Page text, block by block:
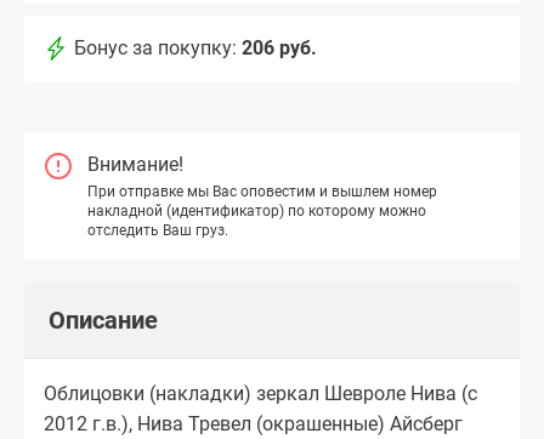
Бонус за покупку: 206 руб.
Внимание!
При отправке мы Вас оповестим и вышлем номер
накладной (идентификатор) по которому можно
отследить Ваш груз.
Описание
Облицовки (накладки) зеркал Шевроле Нива (с
2012 г.в.), Нива Тревел (окрашенные) Айсберг